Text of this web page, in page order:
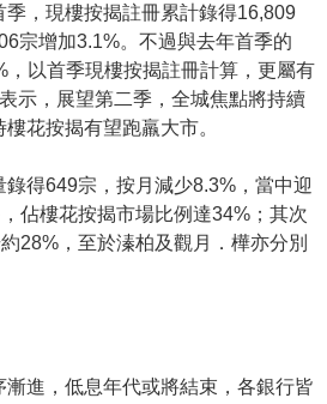
，現樓按揭註冊累計錄得16,809
宗增加3.1%。不過與去年首季的
，以首季現樓按揭註冊計算，更屬有
示，展望第二季，全城焦點將持續
花按揭有望跑羸大市。
得649宗，按月減少8.3%，當中迎
佔樓花按揭市場比例達34%；其次
28%，至於溱柏及觀月．樺亦分別
進，低息年代或將結束，各銀行皆